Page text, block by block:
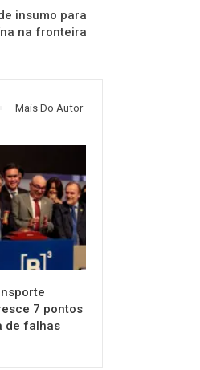
insumo para
na fronteira
Mais Do Autor
7 pontos
de falhas